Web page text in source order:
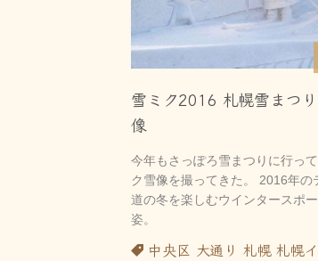
雪ミク2016 札幌雪まつ
像
今年もさっぽろ雪まつりに行っ
ク雪像を撮ってきた。 2016年の
道の冬を楽しむウインタースポ
姿。
中央区 大通り 札幌 札幌